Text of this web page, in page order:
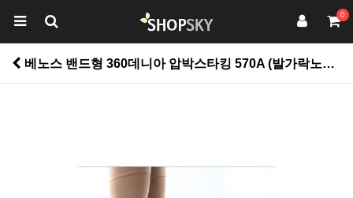
0
베노스 밴드형 360데니아 압박스타킹 570A (발가락노출) > 생활건강